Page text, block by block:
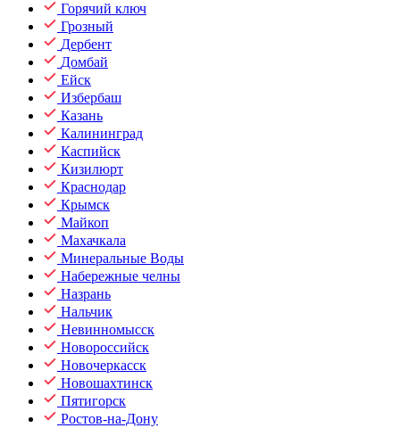
Горячий ключ
Грозный
Дербент
Домбай
Ейск
Избербаш
Казань
Калининград
Каспийск
Кизилюрт
Краснодар
Крымск
Майкоп
Махачкала
Минеральные Воды
Набережные челны
Назрань
Нальчик
Невинномысск
Новороссийск
Новочеркасск
Новошахтинск
Пятигорск
Ростов-на-Дону